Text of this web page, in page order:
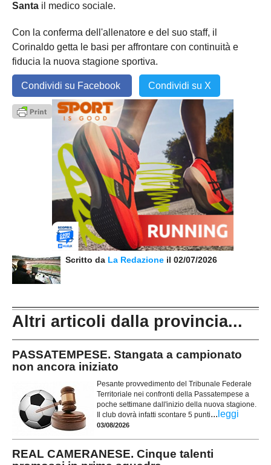
Santa il medico sociale.
Con la conferma dell'allenatore e del suo staff, il
Corinaldo getta le basi per affrontare con continuità e
fiducia la nuova stagione sportiva.
Condividi su Facebook Condividi su X
Scritto da La Redazione il 02/07/2026
Altri articoli dalla provincia...
PASSATEMPESE. Stangata a campionato
non ancora iniziato
Pesante provvedimento del Tribunale Federale
Territoriale nei confronti della Passatempese a
poche settimane dall'inizio della nuova stagione.
Il club dovrà infatti scontare 5 punti... leggi
03/08/2026
REAL CAMERANESE. Cinque talenti